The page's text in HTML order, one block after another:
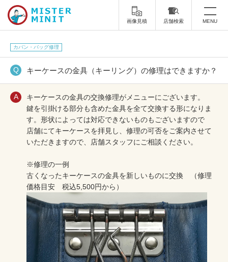
画像見積 店舗検索 MENU
トップ
ミスターミニットについて
修理サービス・料金
スーツケース修理 靴修理
スニーカー修理 靴磨き
カバンの修理
印鑑・はんこの作製 ダビング
杖先の修理
店舗を探す
カバン・バッグ修理
キーケースの金具（キーリング）の修理はできますか？
キーケースの金具の交換修理がメニューにございます。
鍵を引掛ける部分も含めた金具を全て交換する形になりま
す。形状によっては対応できないものもございますので
店舗にてキーケースを拝見し、修理の可否をご案内させて
いただきますので、店舗スタッフにご相談ください。
※修理の一例
古くなったキーケースの金具を新しいものに交換 （修理
価格目安 税込5,500円から）